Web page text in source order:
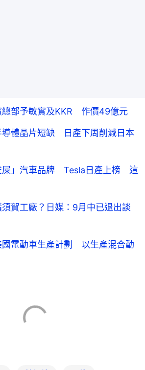
總部予敏實及KKR 作價49億元
導體晶片短缺 日產下周削減日本
屎」汽車品牌 Tesla日產上榜 這
賀工廠？日媒：9月中已退出談
國電動車生產計劃 以生產混合動